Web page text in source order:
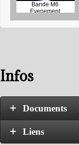
Bande M6
Evenement
Infos
Documents
Liens